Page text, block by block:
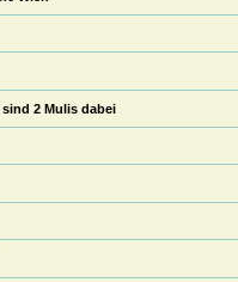
2 Mulis dabei